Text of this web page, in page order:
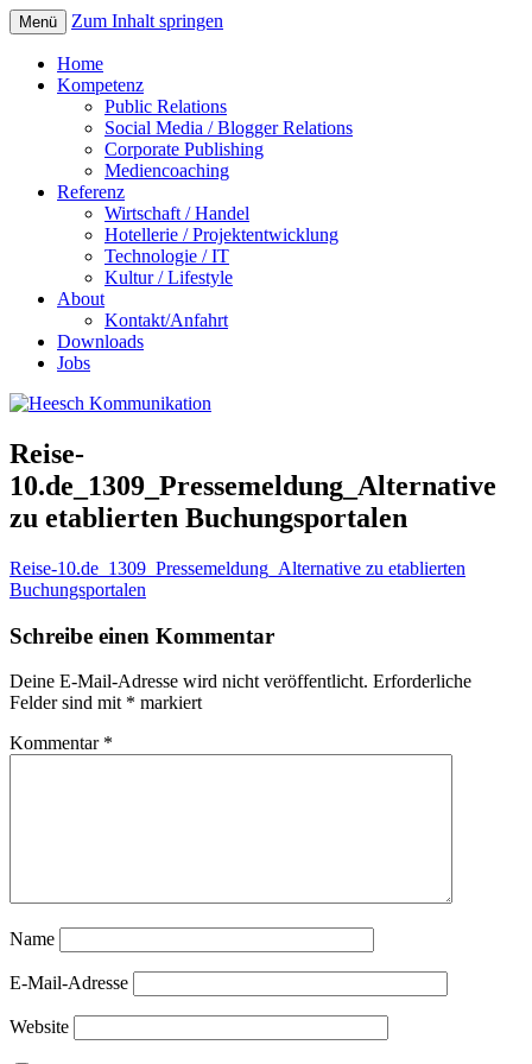
Menü Zum Inhalt springen
Home
Kompetenz
Public Relations
Social Media / Blogger Relations
Corporate Publishing
Mediencoaching
Referenz
Wirtschaft / Handel
Hotellerie / Projektentwicklung
Technologie / IT
Kultur / Lifestyle
About
Kontakt/Anfahrt
Downloads
Jobs
Reise-
10.de_1309_Pressemeldung_Alternative
zu etablierten Buchungsportalen
Reise-10.de_1309_Pressemeldung_Alternative zu etablierten
Buchungsportalen
Schreibe einen Kommentar
Deine E-Mail-Adresse wird nicht veröffentlicht. Erforderliche
Felder sind mit * markiert
Kommentar *
Name
E-Mail-Adresse
Website